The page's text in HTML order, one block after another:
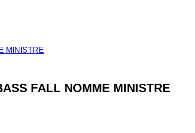
MINISTRE
FALL NOMME MINISTRE